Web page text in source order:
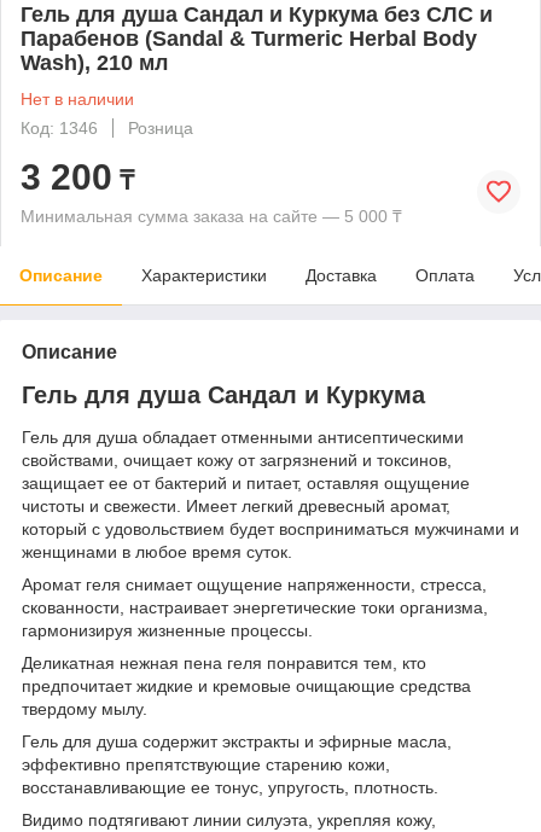
Гель для душа Сандал и Куркума без СЛС и
Парабенов (Sandal & Turmeric Herbal Body
Wash), 210 мл
Нет в наличии
Код: 1346
Розница
3 200 ₸
Минимальная сумма заказа на сайте — 5 000 ₸
Описание Характеристики Доставка Оплата
Описание
Гель для душа Сандал и Куркума
Гель для душа обладает отменными антисептическими
свойствами, очищает кожу от загрязнений и токсинов,
защищает ее от бактерий и питает, оставляя ощущение
чистоты и свежести. Имеет легкий древесный аромат,
который с удовольствием будет восприниматься мужчинами и
женщинами в любое время суток.
Аромат геля снимает ощущение напряженности, стресса,
скованности, настраивает энергетические токи организма,
гармонизируя жизненные процессы.
Деликатная нежная пена геля понравится тем, кто
предпочитает жидкие и кремовые очищающие средства
твердому мылу.
Гель для душа содержит экстракты и эфирные масла,
эффективно препятствующие старению кожи,
восстанавливающие ее тонус, упругость, плотность.
Видимо подтягивают линии силуэта, укрепляя кожу,